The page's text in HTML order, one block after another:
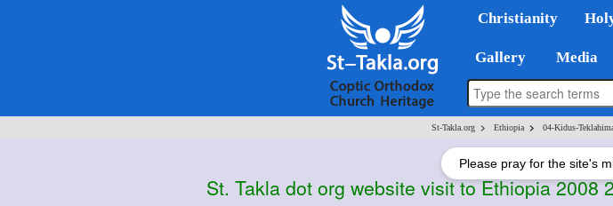
Christianity
Gallery Media
St-Takla.org > Ethiopia > 04-Kidus-
Please pray for the site's
St. Takla dot org website visit to Ethiopia 2008